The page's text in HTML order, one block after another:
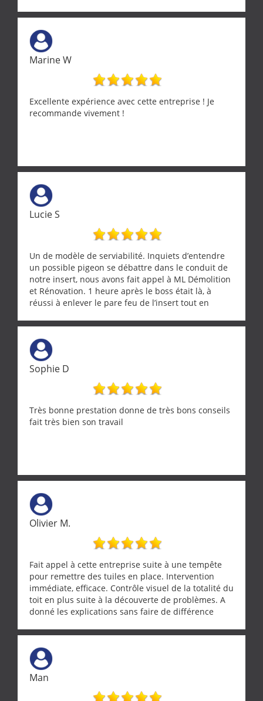
Marine W
Excellente expérience avec cette entreprise ! Je
recommande vivement !
Lucie S
Un de modèle de serviabilité. Inquiets d’entendre
un possible pigeon se débattre dans le conduit de
notre insert, nous avons fait appel à ML Démolition
et Rénovation. 1 heure après le boss était là, à
réussi à enlever le pare feu de l’insert tout en
tourterelle et s’est ensuite patiemment occupé de
l’oiseau jusqu’à ce qu’il reprenne ses esprits et
puisse s’envoler. Après quoi il a procédé au
ramonage de notre insert avec dextérité et une
grande propreté, nous gratifiant également de
nombreux conseils concernant d’autres sujets. Un
entrepreneur comme on souhaite en rencontrer.
Encore un grand merci à lui.
Sophie D
Très bonne prestation donne de très bons conseils
fait très bien son travail
Olivier M.
Fait appel à cette entreprise suite à une tempête
pour remettre des tuiles en place. Intervention
immédiate, efficace. Contrôle visuel de la totalité du
toit en plus suite à la découverte de problèmes. A
donné les explications sans faire de différence
Man